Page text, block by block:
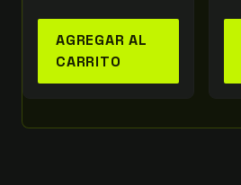
AGREGAR AL
CARRITO